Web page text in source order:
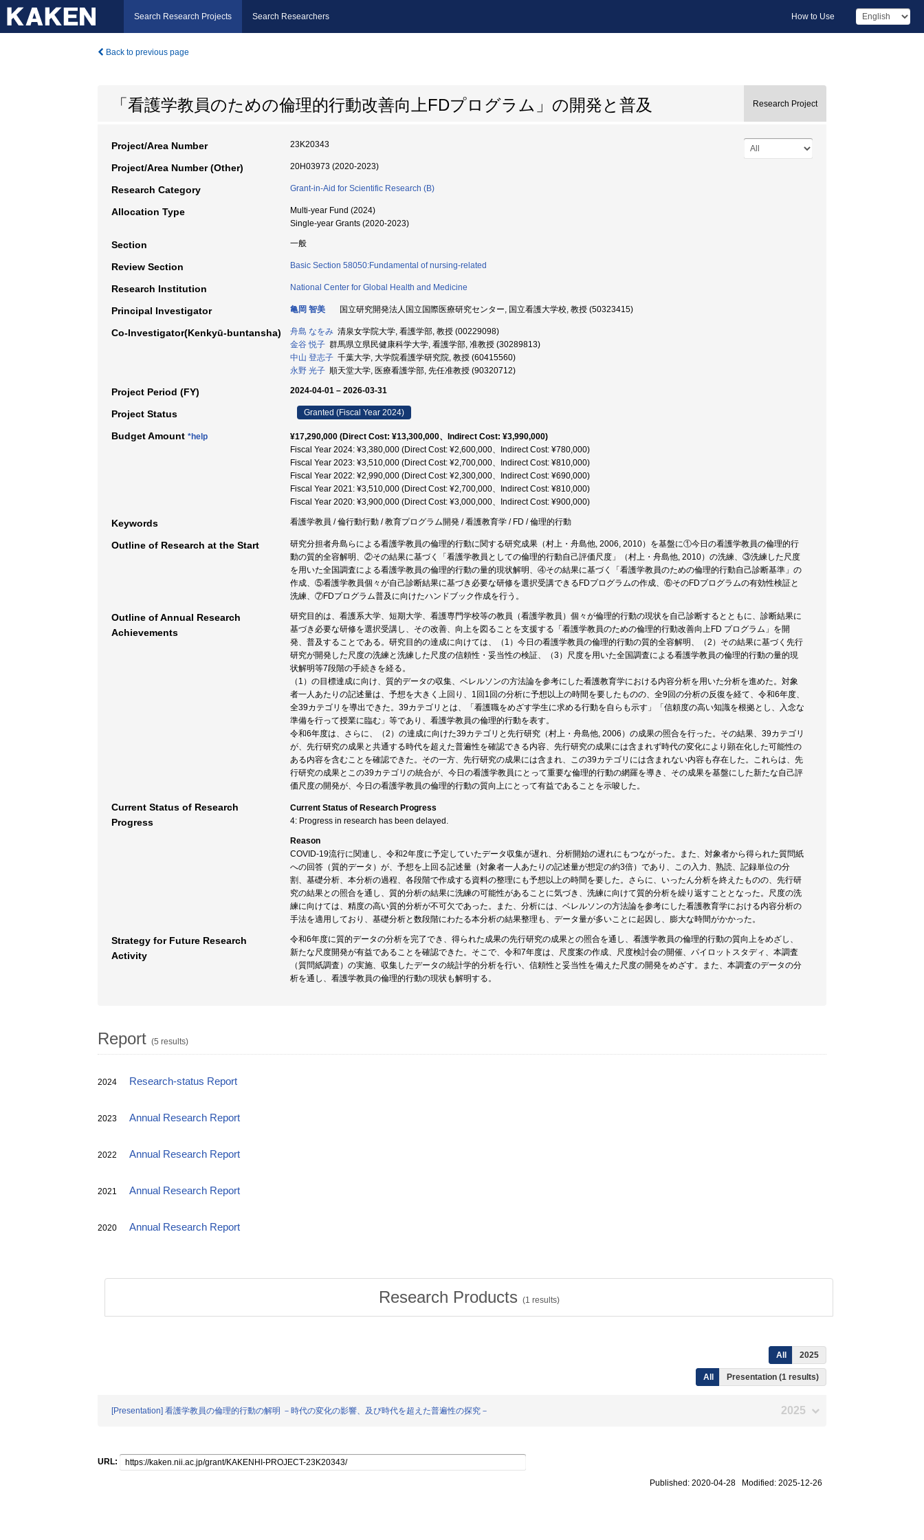
Search Research Projects Search Researchers How to Use
Back to previous page
「看護学教員のための倫理的行動改善向上FDプログラム」の開発と普及 Research Project
Project/Area Number 23K20343
Project/Area Number (Other) 20H03973 (2020-2023)
Research Category Grant-in-Aid for Scientific Research (B)
Allocation Type
Multi-year Fund (2024)
Single-year Grants (2020-2023)
Section 一般
Review Section Basic Section 58050:Fundamental of nursing-related
Research Institution National Center for Global Health and Medicine
Principal Investigator 亀岡 智美 国立研究開発法人国立国際医療研究センター, 国立看護大学校, 教授 (50323415)
Co-Investigator(Kenkyū-buntansha) 舟島 なをみ 清泉女学院大学, 看護学部, 教授 (00229098)
金谷 悦子 群馬県立県民健康科学大学, 看護学部, 准教授 (30289813)
中山 登志子 千葉大学, 大学院看護学研究院, 教授 (60415560)
永野 光子 順天堂大学, 医療看護学部, 先任准教授 (90320712)
Project Period (FY) 2024-04-01 – 2026-03-31
Project Status Granted (Fiscal Year 2024)
Budget Amount *help
¥17,290,000 (Direct Cost: ¥13,300,000、Indirect Cost: ¥3,990,000)
Fiscal Year 2024: ¥3,380,000 (Direct Cost: ¥2,600,000、Indirect Cost: ¥780,000)
Fiscal Year 2023: ¥3,510,000 (Direct Cost: ¥2,700,000、Indirect Cost: ¥810,000)
Fiscal Year 2022: ¥2,990,000 (Direct Cost: ¥2,300,000、Indirect Cost: ¥690,000)
Fiscal Year 2021: ¥3,510,000 (Direct Cost: ¥2,700,000、Indirect Cost: ¥810,000)
Fiscal Year 2020: ¥3,900,000 (Direct Cost: ¥3,000,000、Indirect Cost: ¥900,000)
Keywords 看護学教員 / 倫行動行動 / 教育プログラム開発 / 看護教育学 / FD / 倫理的行動
Outline of Research at the Start
研究分担者舟島らによる看護学教員の倫理的行動に関する研究成果（村上・舟島他, 2006, 2010）を基盤に①今日の看護学教員の倫理的行
動の質的全容解明、②その結果に基づく「看護学教員としての倫理的行動自己評価尺度」（村上・舟島他, 2010）の洗練、③洗練した尺度
を用いた全国調査による看護学教員の倫理的行動の量的現状解明、④その結果に基づく「看護学教員のための倫理的行動自己診断基準」の
作成、⑤看護学教員個々が自己診断結果に基づき必要な研修を選択受講できるFDプログラムの作成、⑥そのFDプログラムの有効性検証と
洗練、⑦FDプログラム普及に向けたハンドブック作成を行う。
Outline of Annual Research
Achievements
研究目的は、看護系大学、短期大学、看護専門学校等の教員（看護学教員）個々が倫理的行動の現状を自己診断するとともに、診断結果に
基づき必要な研修を選択受講し、その改善、向上を図ることを支援する「看護学教員のための倫理的行動改善向上FD プログラム」を開
発、普及することである。研究目的の達成に向けては、（1）今日の看護学教員の倫理的行動の質的全容解明、（2）その結果に基づく先行
研究が開発した尺度の洗練と洗練した尺度の信頼性・妥当性の検証、（3）尺度を用いた全国調査による看護学教員の倫理的行動の量的現
状解明等7段階の手続きを経る。
（1）の目標達成に向け、質的データの収集、ベレルソンの方法論を参考にした看護教育学における内容分析を用いた分析を進めた。対象
者一人あたりの記述量は、予想を大きく上回り、1回1回の分析に予想以上の時間を要したものの、全9回の分析の反復を経て、令和6年度、
全39カテゴリを導出できた。39カテゴリとは、「看護職をめざす学生に求める行動を自らも示す」「信頼度の高い知識を根拠とし、入念な
準備を行って授業に臨む」等であり、看護学教員の倫理的行動を表す。
令和6年度は、さらに、（2）の達成に向けた39カテゴリと先行研究（村上・舟島他, 2006）の成果の照合を行った。その結果、39カテゴリ
が、先行研究の成果と共通する時代を超えた普遍性を確認できる内容、先行研究の成果には含まれず時代の変化により顕在化した可能性の
ある内容を含むことを確認できた。その一方、先行研究の成果には含まれ、この39カテゴリには含まれない内容も存在した。これらは、先
行研究の成果とこの39カテゴリの統合が、今日の看護学教員にとって重要な倫理的行動の網羅を導き、その成果を基盤にした新たな自己評
価尺度の開発が、今日の看護学教員の倫理的行動の質向上にとって有益であることを示唆した。
Current Status of Research
Progress
Current Status of Research Progress
4: Progress in research has been delayed.
Reason
COVID-19流行に関連し、令和2年度に予定していたデータ収集が遅れ、分析開始の遅れにもつながった。また、対象者から得られた質問紙
への回答（質的データ）が、予想を上回る記述量（対象者一人あたりの記述量が想定の約3倍）であり、この入力、熟読、記録単位の分
割、基礎分析、本分析の過程、各段階で作成する資料の整理にも予想以上の時間を要した。さらに、いったん分析を終えたものの、先行研
究の結果との照合を通し、質的分析の結果に洗練の可能性があることに気づき、洗練に向けて質的分析を繰り返すこととなった。尺度の洗
練に向けては、精度の高い質的分析が不可欠であった。また、分析には、ベレルソンの方法論を参考にした看護教育学における内容分析の
手法を適用しており、基礎分析と数段階にわたる本分析の結果整理も、データ量が多いことに起因し、膨大な時間がかかった。
Strategy for Future Research
Activity
令和6年度に質的データの分析を完了でき、得られた成果の先行研究の成果との照合を通し、看護学教員の倫理的行動の質向上をめざし、
新たな尺度開発が有益であることを確認できた。そこで、令和7年度は、尺度案の作成、尺度検討会の開催、パイロットスタディ、本調査
（質問紙調査）の実施、収集したデータの統計学的分析を行い、信頼性と妥当性を備えた尺度の開発をめざす。また、本調査のデータの分
析を通し、看護学教員の倫理的行動の現状も解明する。
Report (5 results)
2024 Research-status Report
2023 Annual Research Report
2022 Annual Research Report
2021 Annual Research Report
2020 Annual Research Report
Research Products (1 results)
All 2025
All Presentation (1 results)
[Presentation] 看護学教員の倫理的行動の解明 －時代の変化の影響、及び時代を超えた普遍性の探究－ 2025
URL:
Published: 2020-04-28 Modified: 2025-12-26